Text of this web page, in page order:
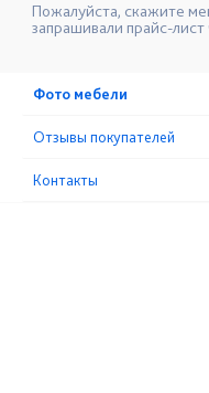
Пожалуйста, скажите
запрашивали прайс-
Фото мебели
Отзывы покупателей
Контакты